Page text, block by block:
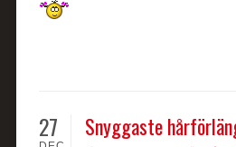
27 Snyggaste